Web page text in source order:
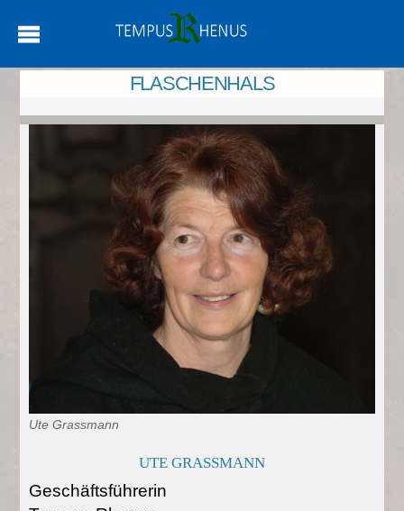
FLASCHENHALS
Ute Grassmann
UTE GRASSMANN
Geschäftsführerin